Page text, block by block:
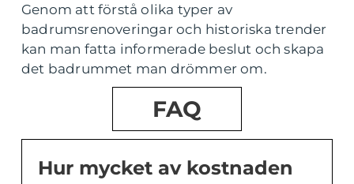
Genom att förstå olika typer av
badrumsrenoveringar och historiska trender
kan man fatta informerade beslut och skapa
det badrummet man drömmer om.
FAQ
Hur mycket av kostnaden